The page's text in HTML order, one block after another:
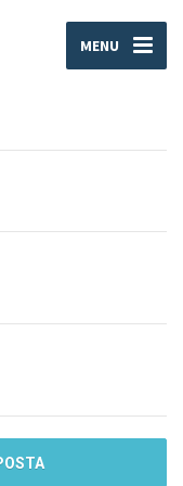
MENU